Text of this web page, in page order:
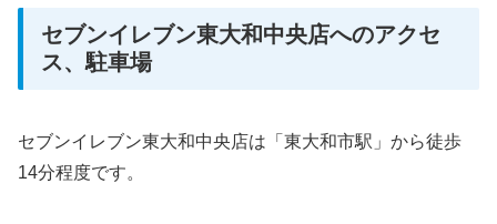
セブンイレブン東大和中央店へのアクセ
ス、駐車場
セブンイレブン東大和中央店は「東大和市駅」から徒歩
14分程度です。